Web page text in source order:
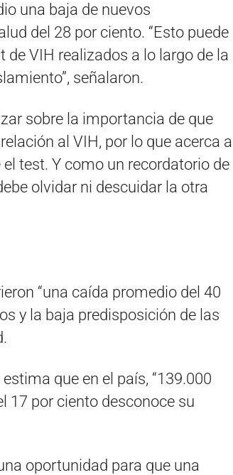
una baja de nuevos
del 28 por ciento. “Esto puede
de VIH realizados a lo largo de la
señalaron.
sobre la importancia de que
al VIH, por lo que acerca a
test. Y como un recordatorio de
olvidar ni descuidar la otra
“una caída promedio del 40
y la baja predisposición de las
que en el país, “139.000
17 por ciento desconoce su
oportunidad para que una